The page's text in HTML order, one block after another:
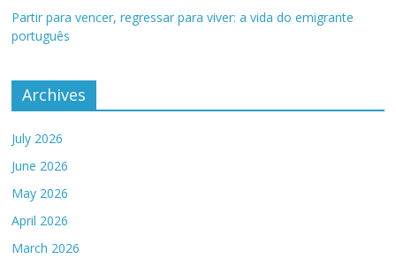
Partir para vencer, regressar para viver: a vida do emigrante
português
Archives
July 2026
June 2026
May 2026
April 2026
March 2026